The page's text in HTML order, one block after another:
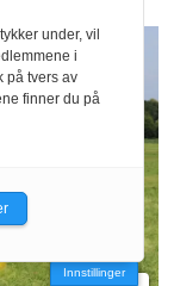
Innstillinger
under, vil
i
på tvers av
finner du på